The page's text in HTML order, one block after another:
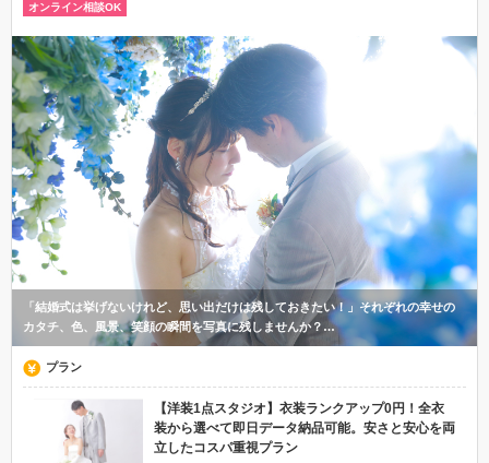
オンライン相談OK
「結婚式は挙げないけれど、思い出だけは残しておきたい！」それぞれの幸せの
カタチ、色、風景、笑顔の瞬間を写真に残しませんか？…
プラン
【洋装1点スタジオ】衣装ランクアップ0円！全衣
装から選べて即日データ納品可能。安さと安心を両
立したコスパ重視プラン